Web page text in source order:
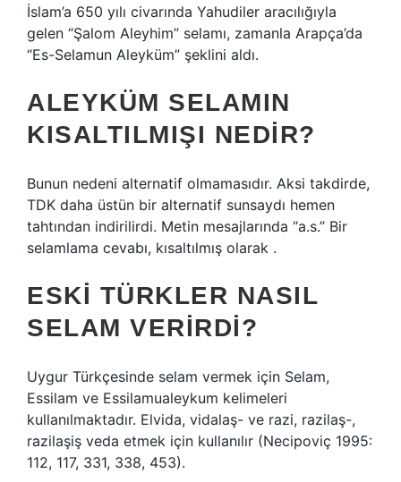
İslam’a 650 yılı civarında Yahudiler aracılığıyla
gelen “Şalom Aleyhim” selamı, zamanla Arapça’da
“Es-Selamun Aleyküm” şeklini aldı.
ALEYKÜM SELAMIN
KISALTILMIŞI NEDIR?
Bunun nedeni alternatif olmamasıdır. Aksi takdirde,
TDK daha üstün bir alternatif sunsaydı hemen
tahtından indirilirdi. Metin mesajlarında “a.s.” Bir
selamlama cevabı, kısaltılmış olarak .
ESKI TÜRKLER NASIL
SELAM VERIRDI?
Uygur Türkçesinde selam vermek için Selam,
Essilam ve Essilamualeykum kelimeleri
kullanılmaktadır. Elvida, vidalaş- ve razi, razilaş-,
razilaşiş veda etmek için kullanılır (Necipoviç 1995:
112, 117, 331, 338, 453).